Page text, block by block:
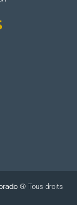
® Tous droits